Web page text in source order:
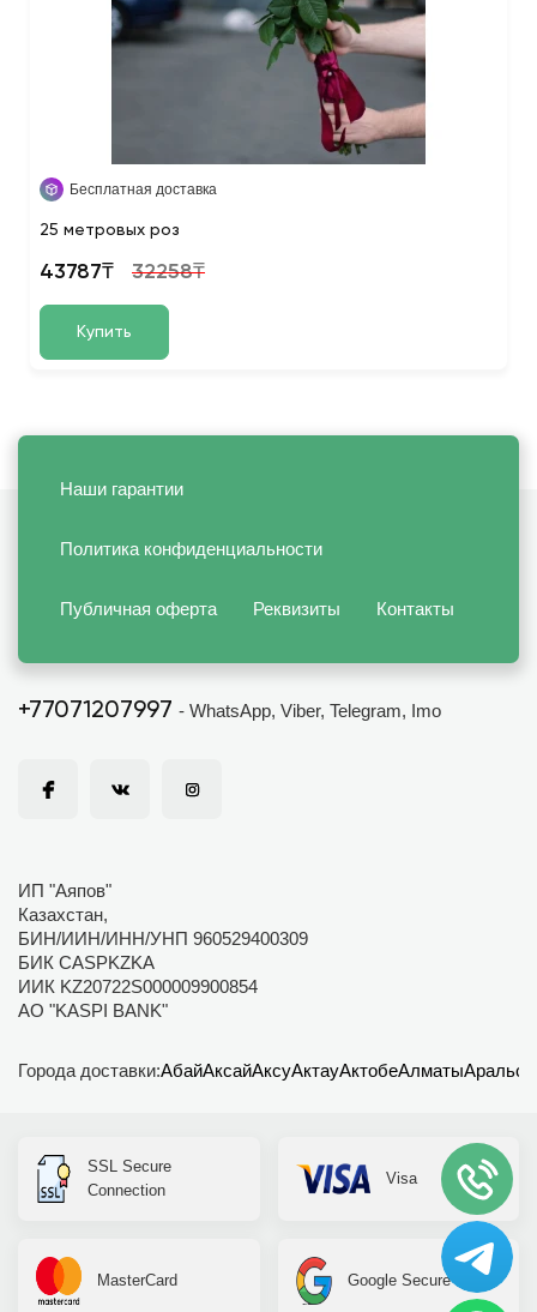
Бесплатная доставка
25 метровых роз
43787₸ 32258₸
Купить
Наши гарантии
Политика конфиденциальности
Публичная оферта Реквизиты Контакты
+77071207997 - WhatsApp, Viber, Telegram, Imo
ИП "Аяпов"
Казахстан,
БИН/ИИН/ИНН/УНП 960529400309
БИК CASPKZKA
ИИК KZ20722S000009900854
АО "KASPI BANK"
Города доставки:АбайАксайАксуАктауАктобеАлматыАральск
SSL Secure
Connection
Visa
MasterCard Google Secure